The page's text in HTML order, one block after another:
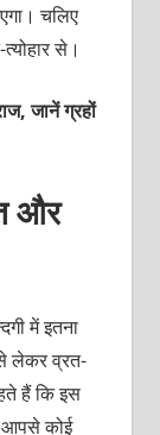
चलिए
से।
जानें ग्रहों
और
में इतना
से लेकर व्रत-
हैं कि इस
आपसे कोई